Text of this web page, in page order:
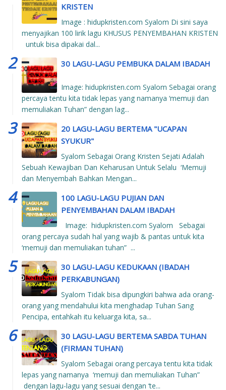
KRISTEN
Image : hidupkristen.com Syalom Di sini saya
menyajikan 100 lirik lagu KHUSUS PENYEMBAHAN KRISTEN
untuk bisa dipakai dal...
30 LAGU-LAGU PEMBUKA DALAM IBADAH
Image: hidupkristen.com Syalom Sebagai orang
percaya tentu kita tidak lepas yang namanya ‘memuji dan
memuliakan Tuhan” dengan lag...
20 LAGU-LAGU BERTEMA "UCAPAN
SYUKUR"
Syalom Sebagai Orang Kristen Sejati Adalah
Sebuah Kewajiban Dan Keharusan Untuk Selalu ‘Memuji
dan Menyembah Bahkan Mengan...
100 LAGU-LAGU PUJIAN DAN
PENYEMBAHAN DALAM IBADAH
Image: hidupkristen.com Syalom Sebagai
orang percaya sudah hal yang wajib & pantas untuk kita
‘memuji dan memuliakan tuhan” ...
30 LAGU-LAGU KEDUKAAN (IBADAH
PERKABUNGAN)
Syalom Tidak bisa dipungkiri bahwa ada orang-
orang yang mendahului kita menghadap Tuhan Sang
Pencipa, entahkah itu keluarga kita, sa...
30 LAGU-LAGU BERTEMA SABDA TUHAN
(FIRMAN TUHAN)
Syalom Sebagai orang percaya tentu kita tidak
lepas yang namanya ‘memuji dan memuliakan Tuhan”
dengan lagu-lagu yang sesuai dengan ‘te...